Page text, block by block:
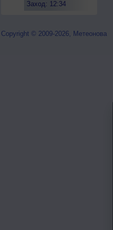
Заход: 12:34
Copyright © 2009-2026, Метеонова